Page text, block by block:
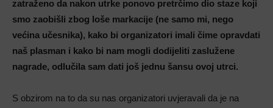
zatraženo da nakon utrke ponovo pretrčimo dio staze koji
smo zaobišli zbog loše markacije (ne samo mi, nego
većina učesnika), kako bi organizatori imali čime opravdati
naš plasman i kako bi nam mogli dodijeliti zaslužene
nagrade, odlučila sam dati još jednu šansu ovoj utrci.
S obzirom na to da su nas organizatori uvjeravali da je na